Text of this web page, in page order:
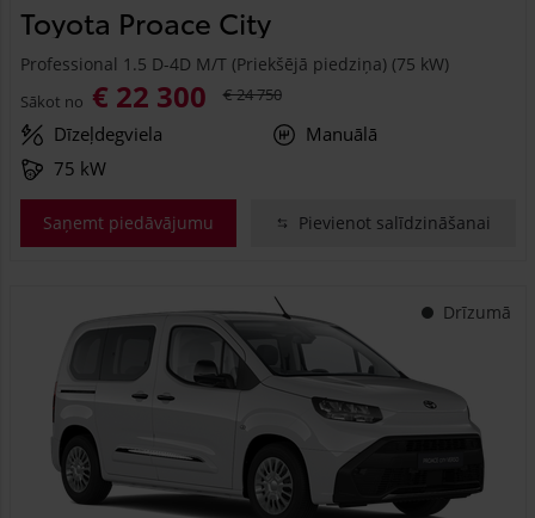
Toyota Proace City
Professional 1.5 D-4D M/T (Priekšējā piedziņa) (75 kW)
Sākot no € 22 300 € 24 750
Dīzeļdegviela
Manuālā
75 kW
Saņemt piedāvājumu Pievienot salīdzināšanai
Drīzumā